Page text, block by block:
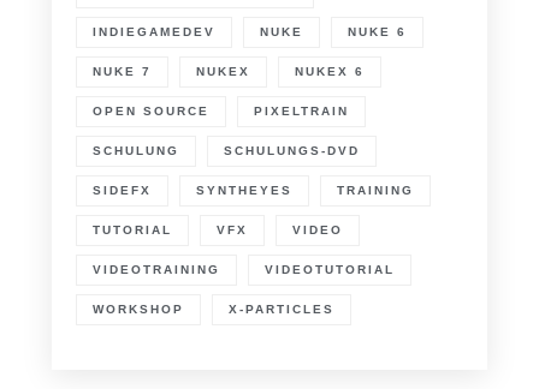
INDIEGAMEDEV NUKE NUKE 6
NUKE 7 NUKEX NUKEX 6
OPEN SOURCE PIXELTRAIN
SCHULUNG SCHULUNGS-DVD
SIDEFX SYNTHEYES TRAINING
TUTORIAL VFX VIDEO
VIDEOTRAINING VIDEOTUTORIAL
WORKSHOP X-PARTICLES